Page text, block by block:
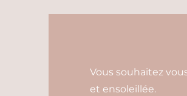
Vous souhaitez
et ensoleillée.